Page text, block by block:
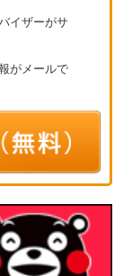
イザーがサ
が メールで